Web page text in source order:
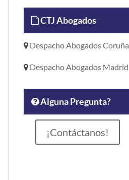
CTJ Abogados
Despacho Abogados Coruña
Despacho Abogados Madrid
Alguna Pregunta?
¡Contáctanos!